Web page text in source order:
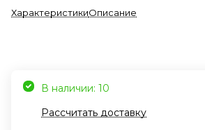
ХарактеристикиОписание
В наличии: 10
Рассчитать доставку